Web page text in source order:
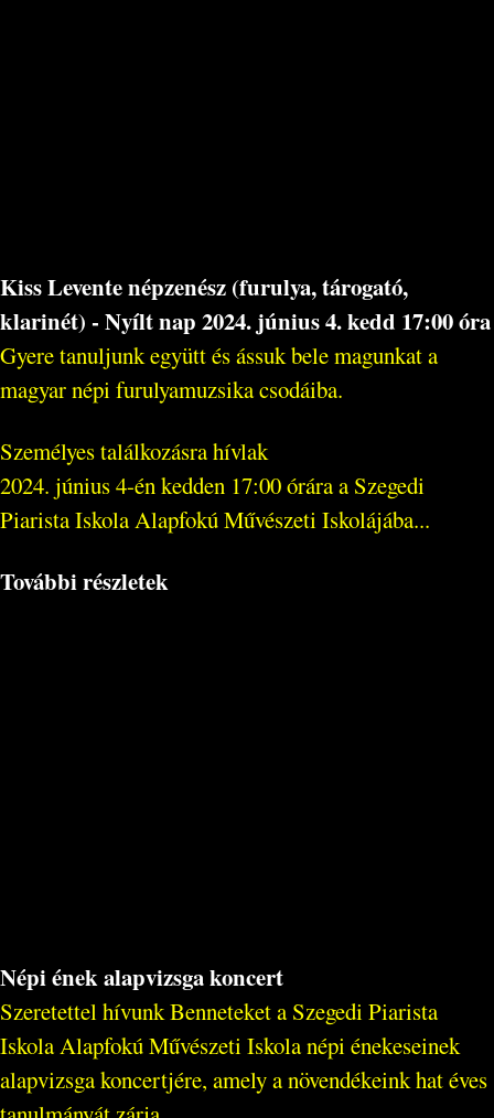
Kiss Levente népzenész (furulya, tárogató,
klarinét) - Nyílt nap 2024. június 4. kedd 17:00 óra
Gyere tanuljunk együtt és ássuk bele magunkat a
magyar népi furulyamuzsika csodáiba.
Személyes találkozásra hívlak
2024. június 4-én kedden 17:00 órára a Szegedi
Piarista Iskola Alapfokú Művészeti Iskolájába...
További részletek
Népi ének alapvizsga koncert
Szeretettel hívunk Benneteket a Szegedi Piarista
Iskola Alapfokú Művészeti Iskola népi énekeseinek
alapvizsga koncertjére, amely a növendékeink hat éves